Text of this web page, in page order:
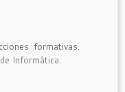
formativas.
Informática.